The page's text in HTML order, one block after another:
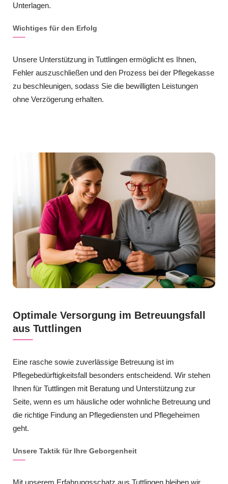
Unterlagen.
Wichtiges für den Erfolg
Unsere Unterstützung in Tuttlingen ermöglicht es Ihnen,
Fehler auszuschließen und den Prozess bei der Pflegekasse
zu beschleunigen, sodass Sie die bewilligten Leistungen
ohne Verzögerung erhalten.
Optimale Versorgung im Betreuungsfall
aus Tuttlingen
Eine rasche sowie zuverlässige Betreuung ist im
Pflegebedürftigkeitsfall besonders entscheidend. Wir stehen
Ihnen für Tuttlingen mit Beratung und Unterstützung zur
Seite, wenn es um häusliche oder wohnliche Betreuung und
die richtige Findung an Pflegediensten und Pflegeheimen
geht.
Unsere Taktik für Ihre Geborgenheit
Mit unserem Erfahrungsschatz aus Tuttlingen bleiben wir